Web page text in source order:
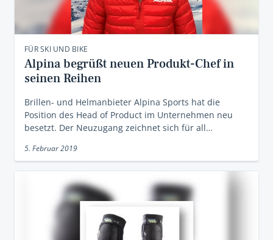
FÜR SKI UND BIKE
Alpina begrüßt neuen Produkt-Chef in
seinen Reihen
Brillen- und Helmanbieter Alpina Sports hat die
Position des Head of Product im Unternehmen neu
besetzt. Der Neuzugang zeichnet sich für all…
5. Februar 2019